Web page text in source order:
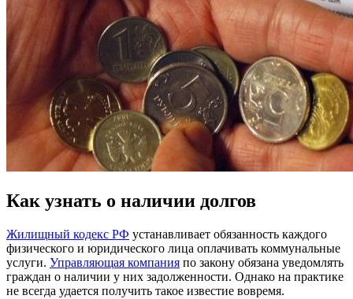
Как узнать о наличии долгов
Жилищный кодекс РФ устанавливает обязанность каждого
физического и юридического лица оплачивать коммунальные
услуги. Управляющая компания по закону обязана уведомлять
граждан о наличии у них задолженности. Однако на практике
не всегда удается получить такое известие вовремя.